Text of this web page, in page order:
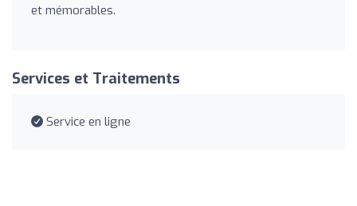
et mémorables.
Services et Traitements
Service en ligne